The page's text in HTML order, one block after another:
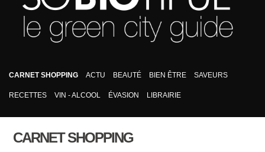
CARNET SHOPPING ACTU BEAUTÉ BIEN ÊTRE SAVEURS
RECETTES VIN - ALCOOL ÉVASION LIBRAIRIE
CARNET SHOPPING